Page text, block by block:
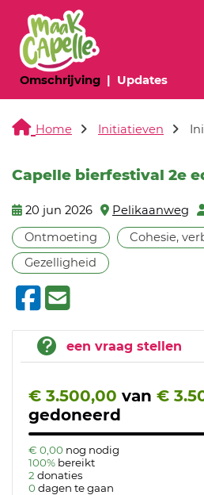
Omschrijving(huidige pagina)
Updates
Home Initiatieven
Capelle bierfestival 2e
20 jun 2026 Pelikaanweg
Ontmoeting
Cohesie,
Gezelligheid
een vraag stellen
€ 3.500,00 van €
gedoneerd
€ 0,00 nog nodig
100% bereikt
2 donaties
0 dagen te gaan